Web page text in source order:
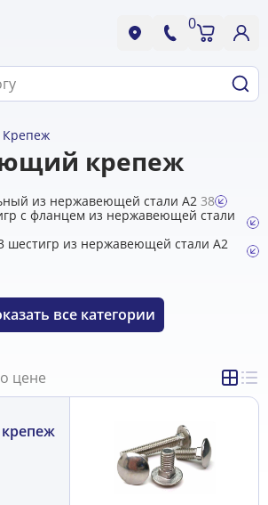
0
Крепеж
крепеж
из нержавеющей стали А2 38
с фланцем из нержавеющей стали
шестигр из нержавеющей стали A2
с внутр. 6гр из нержавеющей стали
из нержавеющей стали А2
из нержавеющей стали А2
из нержавеющей стали А2
из нержавеющей стали А2
нерж сталь
стали А2
48
все категории
цене